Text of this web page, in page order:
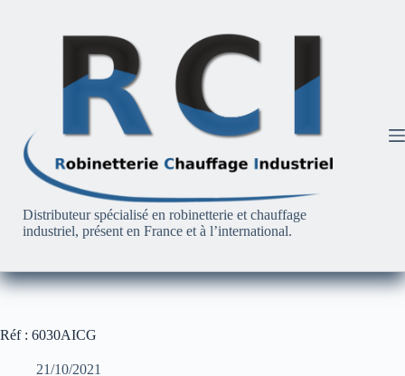
Distributeur spécialisé en robinetterie et chauffage
industriel, présent en France et à l’international.
Réf : 6030AICG
21/10/2021